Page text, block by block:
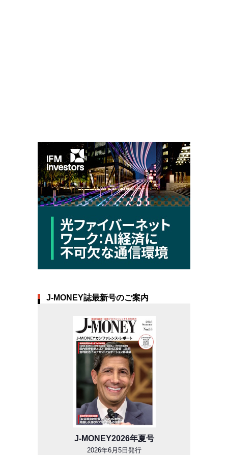
J-MONEY誌最新号のご案内
J-MONEY2026年夏号
2026年6月5日発行